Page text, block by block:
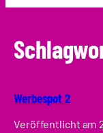
Werbespot 2
Veröffentlicht am